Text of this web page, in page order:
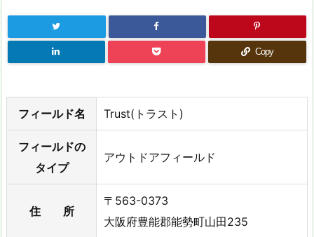
Copy
フィールド名 Trust(トラスト)
フィールドの
タイプ
アウトドアフィールド
住 所
〒563-0373
大阪府豊能郡能勢町山田235